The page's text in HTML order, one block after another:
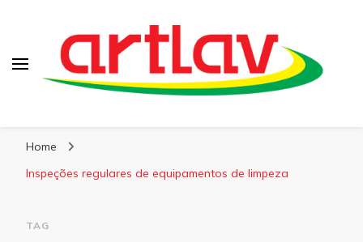
Home
Inspeções regulares de equipamentos de limpeza
TAG